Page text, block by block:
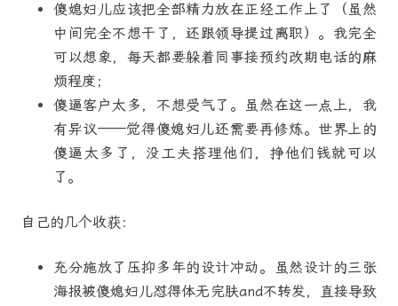
傻媳妇儿应该把全部精力放在正经工作上了（虽然
中间完全不想干了，还跟领导提过离职）。我完全
可以想象，每天都要躲着同事接预约改期电话的麻
烦程度；
傻逼客户太多，不想受气了。虽然在这一点上，我
有异议——觉得傻媳妇儿还需要再修炼。世界上的
傻逼太多了，没工夫搭理他们，挣他们钱就可以
了。
自己的几个收获：
充分施放了压抑多年的设计冲动。虽然设计的三张
海报被傻媳妇儿怼得体无完肤and不转发，直接导致